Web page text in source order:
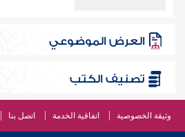
العرض الموضوعي
تصنيف الكتب
وثيقة الخصوصية اتفاقية الخدمة اتصل بنا